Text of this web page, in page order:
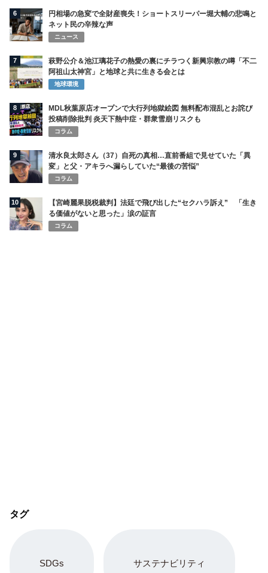
6
円相場の急変で全財産喪失！ショートスリーパー堀大輔の悲鳴と
ネット民の辛辣な声
ニュース
7
萩野公介＆池江璃花子の熱愛の裏にチラつく新興宗教の噂「不二
阿祖山太神宮」と地球と共に生きる会とは
地球環境
8
MDL秋葉原店オープンで大行列地獄絵図 無料配布混乱とお詫び
投稿削除批判 炎天下熱中症・群衆雪崩リスクも
コラム
9
清水良太郎さん（37）自死の真相…直前番組で見せていた「異
変」と父・アキラへ漏らしていた“最後の苦悩”
コラム
10
【宮崎麗果脱税裁判】法廷で飛び出した“セクハラ訴え” 「生き
る価値がないと思った」涙の証言
コラム
タグ
SDGs サステナビリティ